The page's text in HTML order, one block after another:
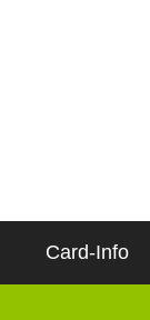
Card-Info